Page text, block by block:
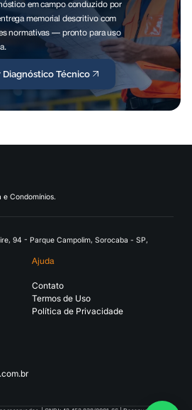
em campo conduzido por
memorial descritivo com
normativas — pronto para uso
Diagnóstico Técnico
e Condomínios.
94 - Parque Campolim, Sorocaba - SP,
Ajuda
Contato
Termos de Uso
Política de Privacidade